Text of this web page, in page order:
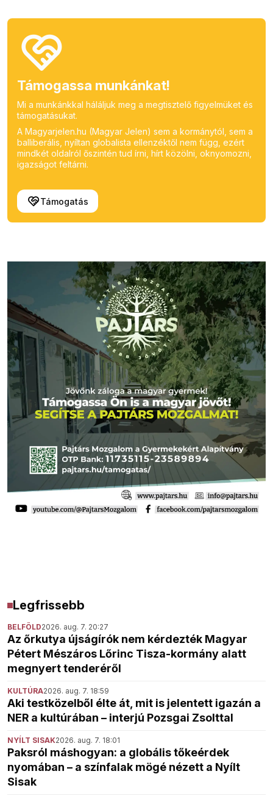
Támogassa munkánkat!
Mi a munkánkkal háláljuk meg a megtisztelő figyelmüket és
támogatásukat.
A Magyarjelen.hu (Magyar Jelen) sem a kormánytól, sem a
balliberális, nyíltan globalista ellenzéktől nem függ, ezért
mindkét oldalról őszintén tud írni, hírt közölni, oknyomozni,
igazságot feltárni.
Támogatás
Legfrissebb
BELFÖLD2026. aug. 7. 20:27
Az őrkutya újságírók nem kérdezték Magyar
Pétert Mészáros Lőrinc Tisza-kormány alatt
megnyert tenderéről
KULTÚRA2026. aug. 7. 18:59
Aki testközelből élte át, mit is jelentett igazán a
NER a kultúrában – interjú Pozsgai Zsolttal
NYÍLT SISAK2026. aug. 7. 18:01
Paksról máshogyan: a globális tőkeérdek
nyomában – a színfalak mögé nézett a Nyílt
Sisak